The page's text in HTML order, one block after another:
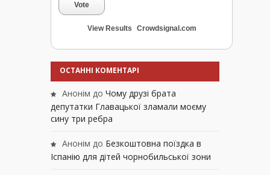
Vote
View Results Crowdsignal.com
ОСТАННІ КОМЕНТАРІ
Анонім до Чому друзі брата
депутатки Главацької зламали моєму
сину три ребра
Анонім до Безкоштовна поїздка в
Іспанію для дітей чорнобильської зони